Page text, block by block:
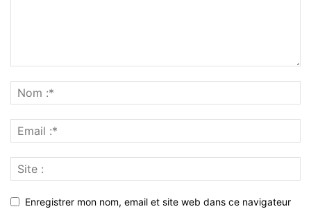
Enregistrer mon nom, email et site web dans ce navigateur